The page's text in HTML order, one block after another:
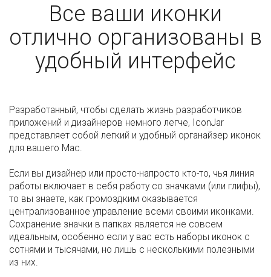
Все ваши иконки
отлично организованы в
удобный интерфейс
Разработанный, чтобы сделать жизнь разработчиков
приложений и дизайнеров немного легче, IconJar
представляет собой легкий и удобный органайзер иконок
для вашего Mac.
Если вы дизайнер или просто-напросто кто-то, чья линия
работы включает в себя работу со значками (или глифы),
то вы знаете, как громоздким оказывается
централизованное управление всеми своими иконками.
Сохранение значки в папках является не совсем
идеальным, особенно если у вас есть наборы иконок с
сотнями и тысячами, но лишь с несколькими полезными
из них.